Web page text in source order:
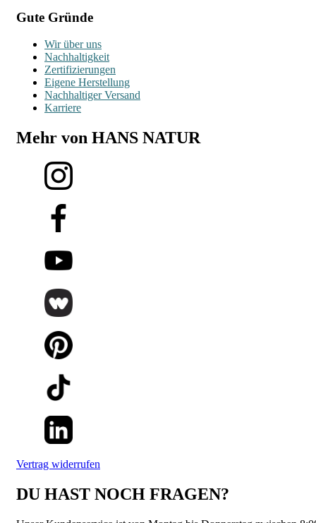
Gute Gründe
Wir über uns
Nachhaltigkeit
Zertifizierungen
Eigene Herstellung
Nachhaltiger Versand
Karriere
Mehr von HANS NATUR
Vertrag widerrufen
DU HAST NOCH FRAGEN?